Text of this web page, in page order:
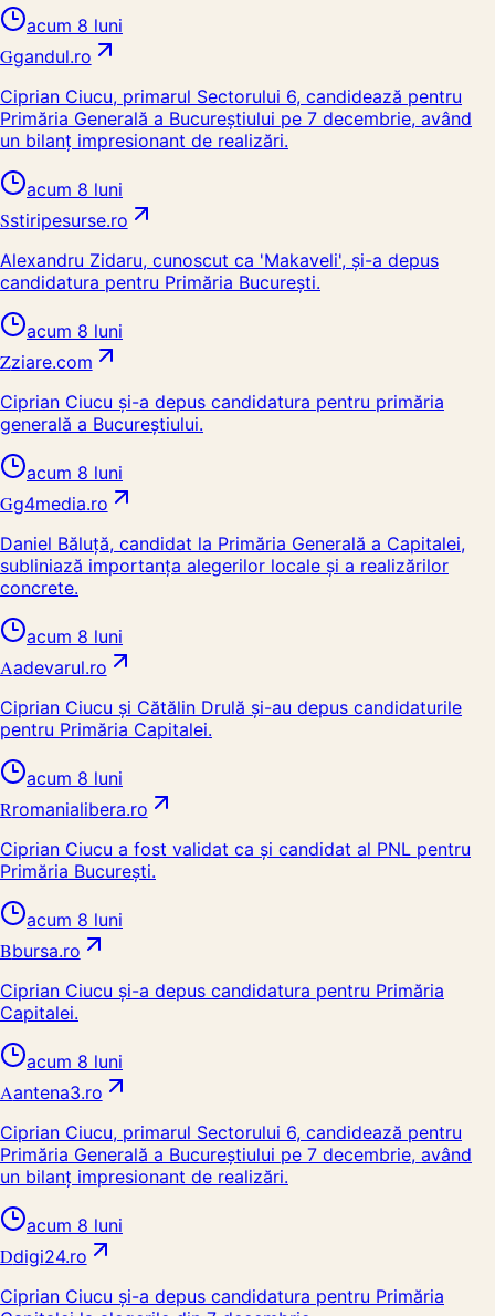
acum 8 luni
Ggandul.ro
Ciprian Ciucu, primarul Sectorului 6, candidează pentru
Primăria Generală a Bucureștiului pe 7 decembrie, având
un bilanț impresionant de realizări.
acum 8 luni
Sstiripesurse.ro
Alexandru Zidaru, cunoscut ca 'Makaveli', și-a depus
candidatura pentru Primăria București.
acum 8 luni
Zziare.com
Ciprian Ciucu și-a depus candidatura pentru primăria
generală a Bucureștiului.
acum 8 luni
Gg4media.ro
Daniel Băluță, candidat la Primăria Generală a Capitalei,
subliniază importanța alegerilor locale și a realizărilor
concrete.
acum 8 luni
Aadevarul.ro
Ciprian Ciucu și Cătălin Drulă și-au depus candidaturile
pentru Primăria Capitalei.
acum 8 luni
Rromanialibera.ro
Ciprian Ciucu a fost validat ca și candidat al PNL pentru
Primăria București.
acum 8 luni
Bbursa.ro
Ciprian Ciucu și-a depus candidatura pentru Primăria
Capitalei.
acum 8 luni
Aantena3.ro
Ciprian Ciucu, primarul Sectorului 6, candidează pentru
Primăria Generală a Bucureștiului pe 7 decembrie, având
un bilanț impresionant de realizări.
acum 8 luni
Ddigi24.ro
Ciprian Ciucu și-a depus candidatura pentru Primăria